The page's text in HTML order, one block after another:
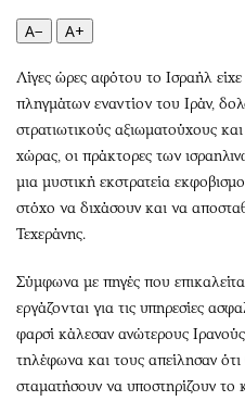
Ελλάδα
Κόσμος
Παράξενα
Πολιτισμός
Σινεμά
Θέατρο-Χορός
Μουσική
Βιβλίο
Χειρόγραφα
A− A+
Λίγες ώρες αφότου το Ισραήλ
πληγμάτων εναντίον του Ιράν,
στρατιωτικούς αξιωματούχους
χώρας, οι πράκτορες των
μια μυστική εκστρατεία
στόχο να διχάσουν και να
Τεχεράνης.
Σύμφωνα με πηγές που
εργάζονται για τις υπηρεσίες
φαρσί κάλεσαν ανώτερους
τηλέφωνα και τους απείλησαν
σταματήσουν να υποστηρίζουν το